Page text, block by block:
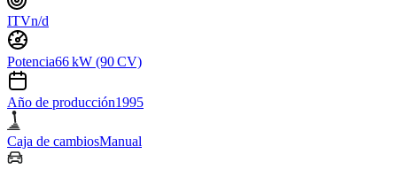
ITVn/d
Potencia66 kW (90 CV)
Año de producción1995
Caja de cambiosManual